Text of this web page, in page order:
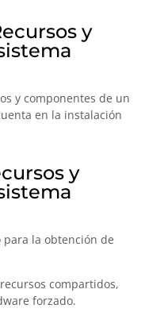
y
y componentes de un
en la instalación
y
la obtención de
compartidos,
forzado.